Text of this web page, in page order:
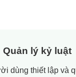
Quản lý kỷ luật
dùng thiết lập và